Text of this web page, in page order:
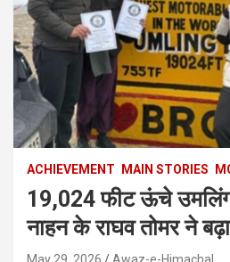
ACHIEVEMENT MAIN STORIES
19,024 फीट ऊंचे
नाहन के राघव तोमर ने